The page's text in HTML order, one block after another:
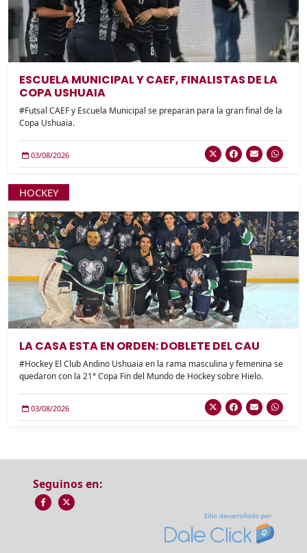
ESCUELA MUNICIPAL Y CAEF, FINALISTAS DE LA
COPA USHUAIA
#Futsal CAEF y Escuela Municipal se preparan para la gran final de la
Copa Ushuaia.
03/08/2026
HOCKEY
LA CASA ESTA EN ORDEN: DOBLETE DEL CAU
#Hockey El Club Andino Ushuaia en la rama masculina y femenina se
quedaron con la 21° Copa Fin del Mundo de Hockey sobre Hielo.
03/08/2026
Seguinos en: